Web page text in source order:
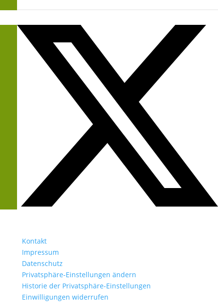
Kontakt
Impressum
Datenschutz
Privatsphäre-Einstellungen ändern
Historie der Privatsphäre-Einstellungen
Einwilligungen widerrufen